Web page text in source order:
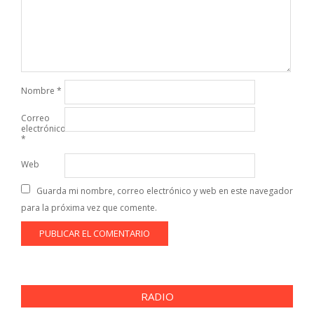
Nombre *
Correo
electrónico
*
Web
Guarda mi nombre, correo electrónico y web en este navegador
para la próxima vez que comente.
RADIO